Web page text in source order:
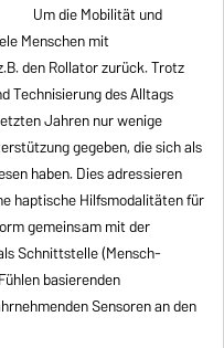
Um die Mobilität und
Menschen mit
den Rollator zurück. Trotz
Technisierung des Alltags
Jahren nur wenige
gegeben, die sich als
haben. Dies adressieren
haptische Hilfsmodalitäten für
gemeinsam mit der
Schnittstelle (Mensch-
basierenden
Sensoren an den